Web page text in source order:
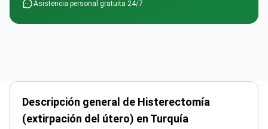
Asistencia personal gratuita 24/7
Descripción general de Histerectomía
(extirpación del útero) en Turquía